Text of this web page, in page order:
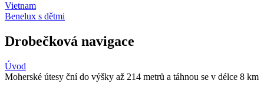
Vietnam
Benelux s dětmi
Drobečková navigace
Úvod
Moherské útesy ční do výšky až 214 metrů a táhnou se v délce 8 km